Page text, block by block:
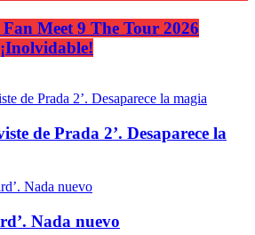
Meet 9 The Tour 2026
de Prada 2’. Desaparece la
Nada nuevo